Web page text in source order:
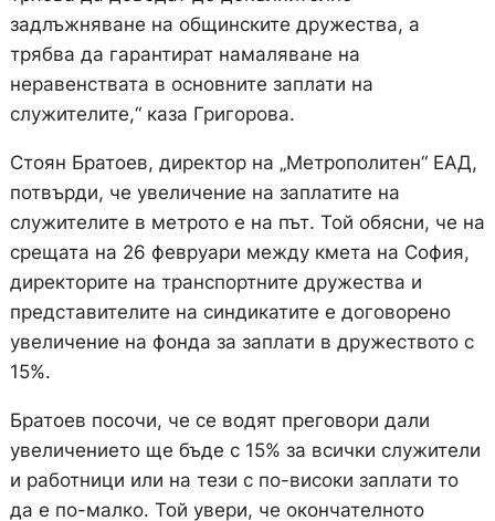
задлъжняване на общинските дружества, а
трябва да гарантират намаляване на
неравенствата в основните заплати на
служителите,“ каза Григорова.
Стоян Братоев, директор на „Метрополитен“ ЕАД,
потвърди, че увеличение на заплатите на
служителите в метрото е на път. Той обясни, че на
срещата на 26 февруари между кмета на София,
директорите на транспортните дружества и
представителите на синдикатите е договорено
увеличение на фонда за заплати в дружеството с
15%.
Братоев посочи, че се водят преговори дали
увеличението ще бъде с 15% за всички служители
и работници или на тези с по-високи заплати то
да е по-малко. Той увери, че окончателното